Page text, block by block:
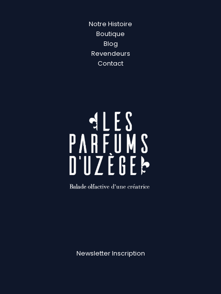
Notre Histoire
Boutique
Blog
Revendeurs
Contact
Newsletter Inscription